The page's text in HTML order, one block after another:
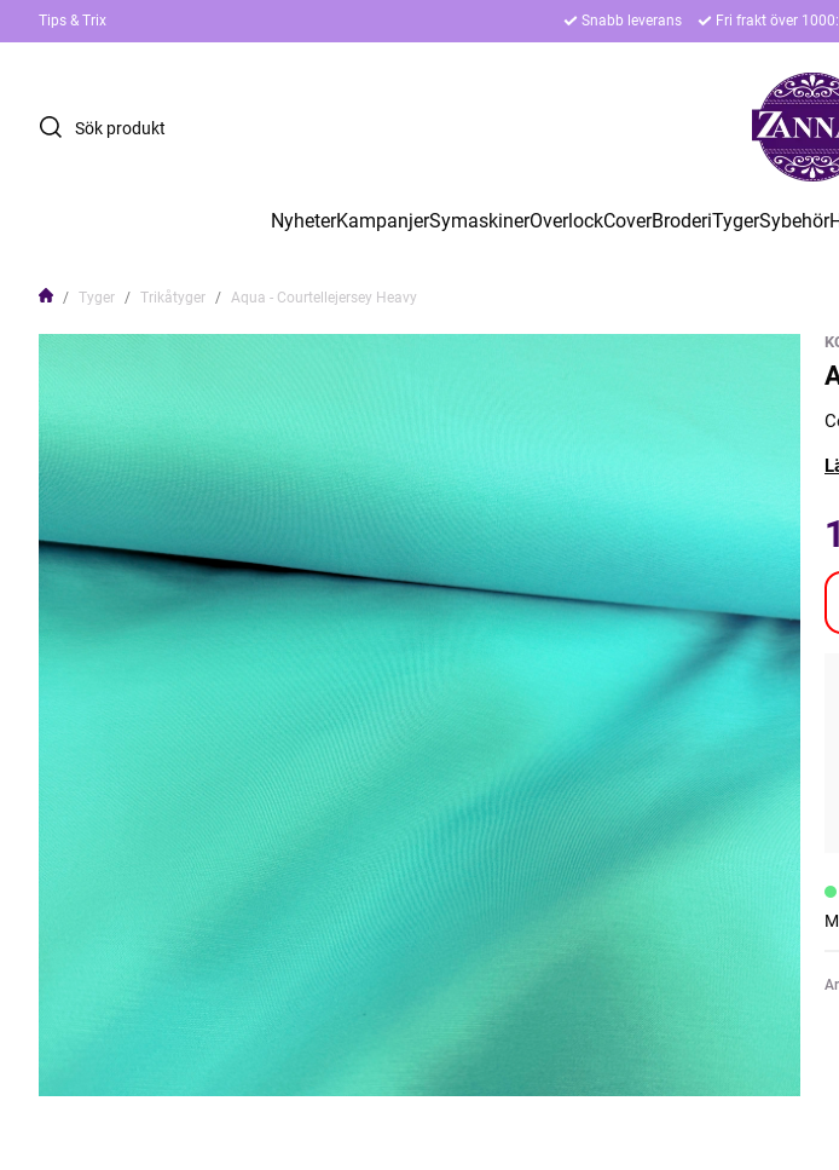
Tips & Trix Snabb leverans Fri frakt över
NyheterKampanjerSymaskinerOverlockCoverBroderiTygerSybehör
Tyger Trikåtyger Aqua - Courtellejersey Heavy